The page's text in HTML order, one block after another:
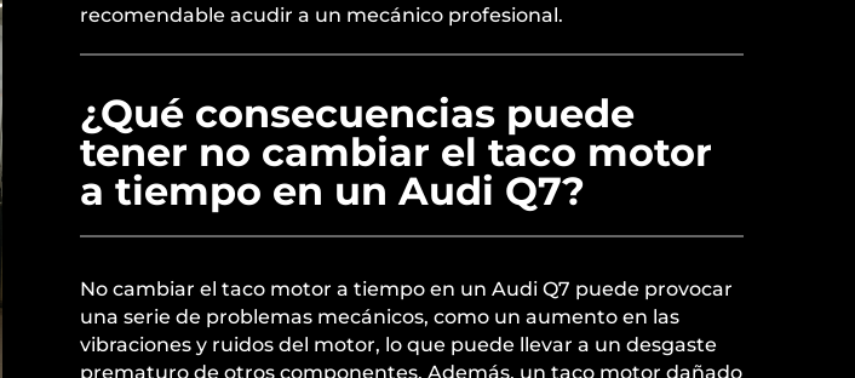
recomendable acudir a un mecánico profesional.
¿Qué consecuencias puede
tener no cambiar el taco motor
a tiempo en un Audi Q7?
No cambiar el taco motor a tiempo en un Audi Q7 puede provocar
una serie de problemas mecánicos, como un aumento en las
vibraciones y ruidos del motor, lo que puede llevar a un desgaste
prematuro de otros componentes. Además, un taco motor dañado